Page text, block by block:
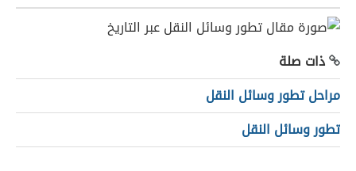
ذات صلة
مراحل تطور وسائل النقل
تطور وسائل النقل